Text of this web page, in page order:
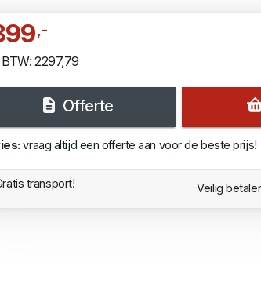
,-
2297,79
Offerte
vraag altijd een offerte aan voor de beste prijs!
transport! Veilig